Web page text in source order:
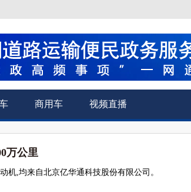
商用车 视频直播
万公里
,均来自北京亿华通科技股份有限公司。